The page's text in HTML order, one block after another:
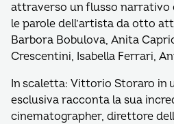
attraverso un flusso narrativo
le parole dell’artista da otto
Barbora Bobulova, Anita
Crescentini, Isabella Ferrari,
In scaletta: Vittorio Storaro in
esclusiva racconta la sua
cinematographer, direttore